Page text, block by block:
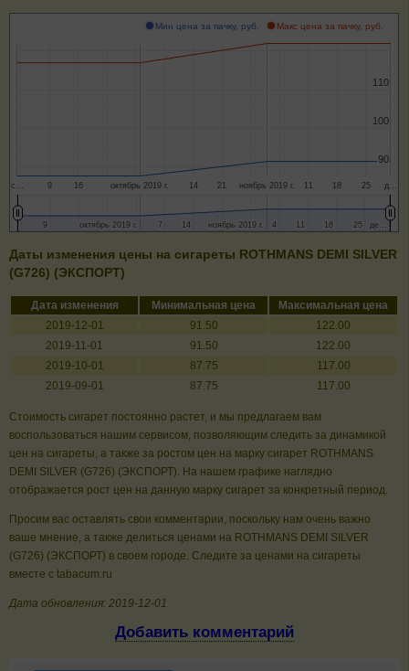
Мин цена за пачку, руб. Макс цена за пачку, руб.
с… октябрь 2019 г. ноябрь 2019 г. д…
9 16 14 21 11 18 25
90
90
100
100
110
110
октябрь 2019 г.
октябрь 2019 г. ноябрь 2019 г.
ноябрь 2019 г. де…
де…
9
9 77 14
14 4
4 11
11 18
18 25
25
Даты изменения цены на сигареты ROTHMANS DEMI SILVER
(G726) (ЭКСПОРТ)
Дата изменения Минимальная цена
Максимальная цена
2019-12-01
91.50
122.00
2019-11-01
91.50
122.00
2019-10-01
87.75
117.00
2019-09-01
87.75 117.00
Стоимость сигарет постоянно растет, и мы предлагаем вам
воспользоваться нашим сервисом, позволяющим следить за динамикой
цен на сигареты, а также за ростом цен на марку сигарет ROTHMANS
DEMI SILVER (G726) (ЭКСПОРТ). На нашем графике наглядно
отображается рост цен на данную марку сигарет за конкретный период.
Просим вас оставлять свои комментарии, поскольку нам очень важно
ваше мнение, а также делиться ценами на ROTHMANS DEMI SILVER
(G726) (ЭКСПОРТ) в своем городе. Следите за ценами на сигареты
вместе с tabacum.ru
Дата обновления: 2019-12-01
Добавить комментарий